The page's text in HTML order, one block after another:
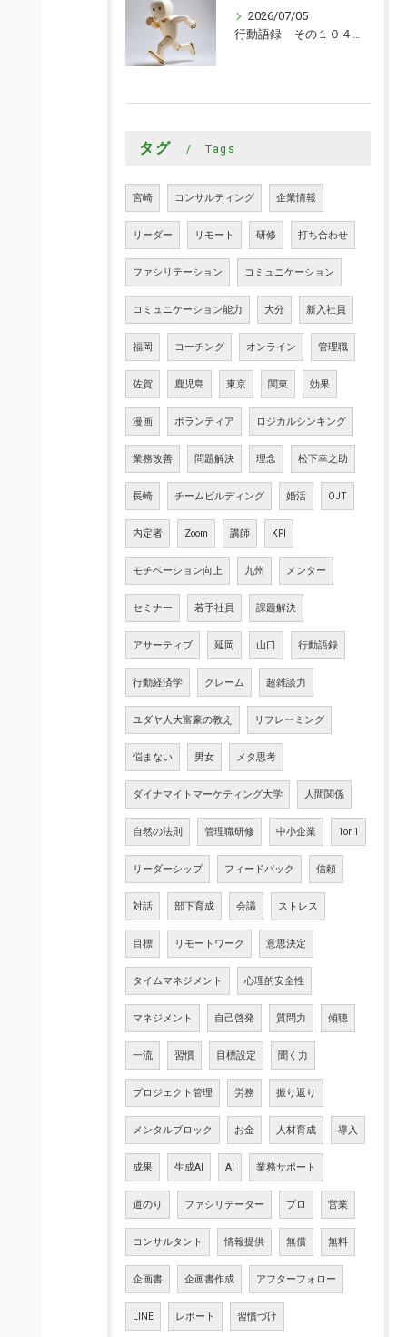
2026/07/05
行動語録 その１０４０ 行動あるのみ！
タグ Tags
宮崎 コンサルティング 企業情報
リーダー リモート 研修 打ち合わせ
ファシリテーション コミュニケーション
コミュニケーション能力 大分 新入社員
福岡 コーチング オンライン 管理職
佐賀 鹿児島 東京 関東 効果
漫画 ボランティア ロジカルシンキング
業務改善 問題解決 理念 松下幸之助
長崎 チームビルディング 婚活 OJT
内定者 Zoom 講師 KPI
モチベーション向上 九州 メンター
セミナー 若手社員 課題解決
アサーティブ 延岡 山口 行動語録
行動経済学 クレーム 超雑談力
ユダヤ人大富豪の教え リフレーミング
悩まない 男女 メタ思考
ダイナマイトマーケティング大学 人間関係
自然の法則 管理職研修 中小企業 1on1
リーダーシップ フィードバック 信頼
対話 部下育成 会議 ストレス
目標 リモートワーク 意思決定
タイムマネジメント 心理的安全性
マネジメント 自己啓発 質問力 傾聴
一流 習慣 目標設定 聞く力
プロジェクト管理 労務 振り返り
メンタルブロック お金 人材育成 導入
成果 生成AI AI 業務サポート
道のり ファシリテーター プロ 営業
コンサルタント 情報提供 無償 無料
企画書 企画書作成 アフターフォロー
LINE レポート 習慣づけ